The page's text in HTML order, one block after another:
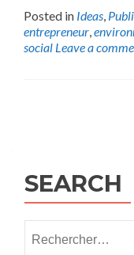
Posted in Ideas,
entrepreneur,
social Leave a
SEARCH